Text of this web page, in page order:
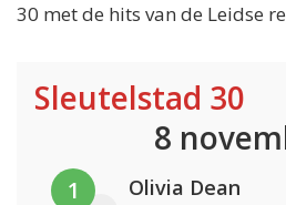
30 met de hits van de Leidse
Sleutelstad 30
8
1 Olivia Dean